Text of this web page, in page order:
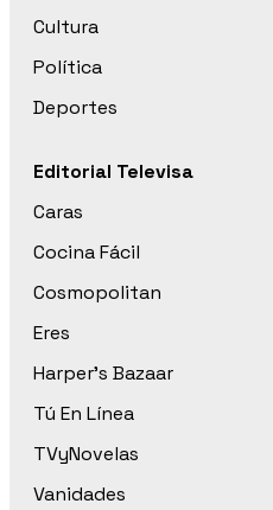
Cultura
Política
Deportes
Editorial Televisa
Caras
Cocina Fácil
Cosmopolitan
Eres
Harper’s Bazaar
Tú En Línea
TVyNovelas
Vanidades